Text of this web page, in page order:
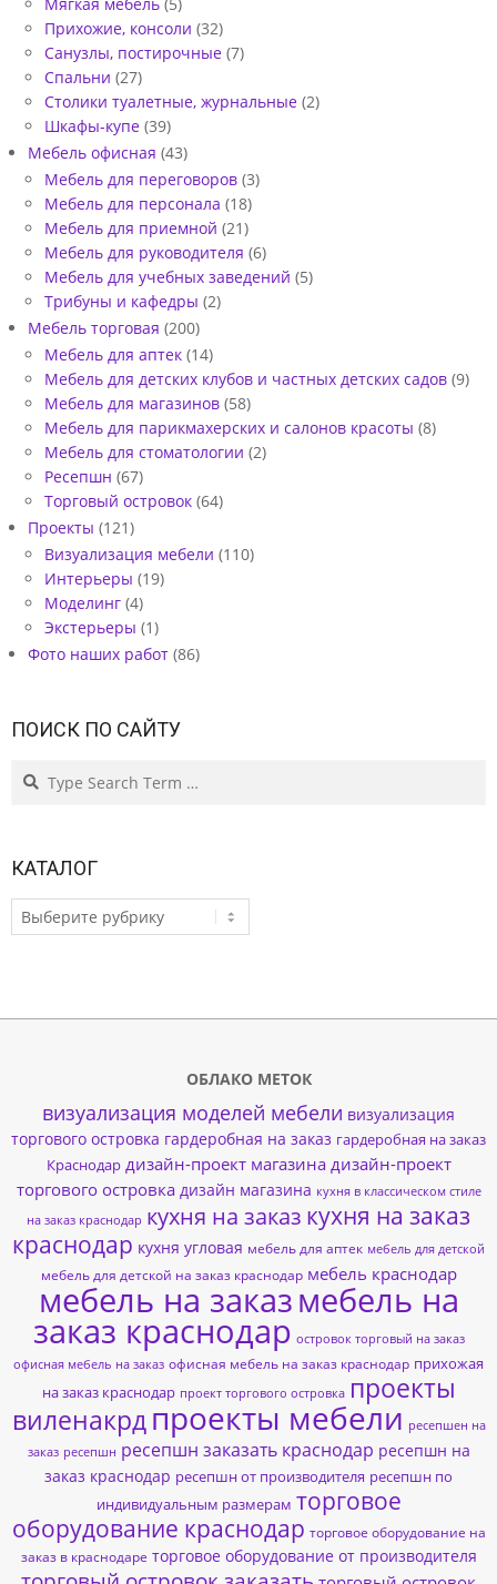
Прихожие, консоли (32)
Санузлы, постирочные (7)
Спальни (27)
Столики туалетные, журнальные (2)
Шкафы-купе (39)
Мебель офисная (43)
Мебель для переговоров (3)
Мебель для персонала (18)
Мебель для приемной (21)
Мебель для руководителя (6)
Мебель для учебных заведений (5)
Трибуны и кафедры (2)
Мебель торговая (200)
Мебель для аптек (14)
Мебель для детских клубов и частных детских садов (9)
Мебель для магазинов (58)
Мебель для парикмахерских и салонов красоты (8)
Мебель для стоматологии (2)
Ресепшн (67)
Торговый островок (64)
Проекты (121)
Визуализация мебели (110)
Интерьеры (19)
Моделинг (4)
Экстерьеры (1)
Фото наших работ (86)
ПОИСК ПО САЙТУ
Search
КАТАЛОГ
КАТАЛОГ
ОБЛАКО МЕТОК
визуализация моделей мебели визуализация
торгового островка гардеробная на заказ гардеробная на заказ
Краснодар дизайн-проект магазина дизайн-проект
торгового островка дизайн магазина кухня в классическом стиле
на заказ краснодар кухня на заказ кухня на заказ
краснодар кухня угловая мебель для аптек мебель для детской
мебель для детской на заказ краснодар мебель краснодар
мебель на заказмебель на
заказ краснодар островок торговый на заказ
офисная мебель на заказ офисная мебель на заказ краснодар прихожая
на заказ краснодар проект торгового островка проекты
виленакрд проекты мебели ресепшен на
заказ ресепшн ресепшн заказать краснодар ресепшн на
заказ краснодар ресепшн от производителя ресепшн по
индивидуальным размерам торговое
оборудование краснодар торговое оборудование на
заказ в краснодаре торговое оборудование от производителя